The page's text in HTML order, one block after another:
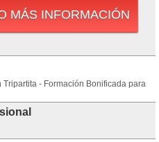
MÁS INFORMACIÓN
- Formación Bonificada para